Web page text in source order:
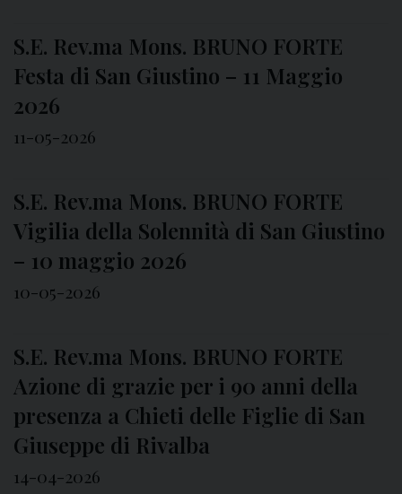
S.E. Rev.ma Mons. BRUNO FORTE
Festa di San Giustino – 11 Maggio
2026
11-05-2026
S.E. Rev.ma Mons. BRUNO FORTE
Vigilia della Solennità di San Giustino
– 10 maggio 2026
10-05-2026
S.E. Rev.ma Mons. BRUNO FORTE
Azione di grazie per i 90 anni della
presenza a Chieti delle Figlie di San
Giuseppe di Rivalba
14-04-2026